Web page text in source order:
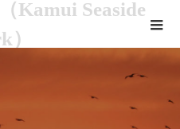
Kamui Seaside
）